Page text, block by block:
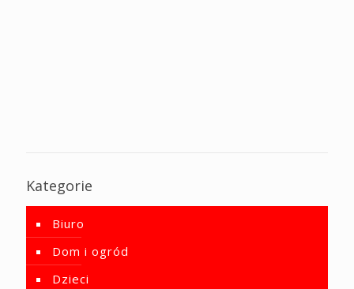
Kategorie
Biuro
Dom i ogród
Dzieci